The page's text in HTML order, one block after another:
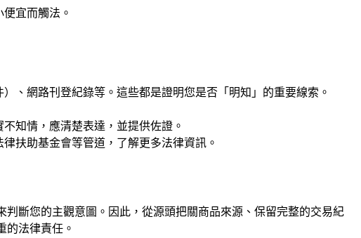
宜而觸法。
、網路刊登紀錄等。這些都是證明您是否「明知」的重要線索。
知情，應清楚表達，並提供佐證。
扶助基金會等管道，了解更多法律資訊。
斷您的主觀意圖。因此，從源頭把關商品來源、保留完整的交易紀
的法律責任。